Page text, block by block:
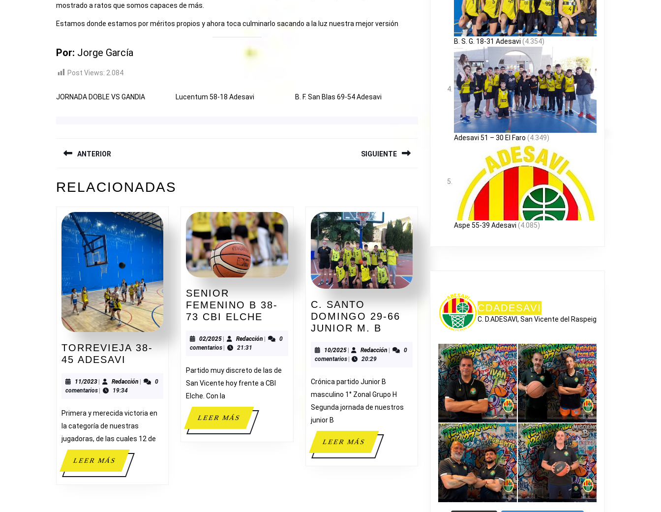
mostrado a ratos que somos capaces de más.
Estamos donde estamos por méritos propios y ahora toca culminarlo sacando a la luz nuestra mejor versión
Por: Jorge García
Post Views: 2.084
JORNADA DOBLE VS GANDIA Lucentum 58-18 Adesavi B. F. San Blas 69-54 Adesavi
DE
ENTRADAS
ANTERIOR
anterior:
SIGUIENTE
RELACIONADAS
TORREVIEJA 38-
45 ADESAVI
45
ADESAVI
11/202311/2023RedacciónRedacción
0
comentarios
19:34
Primera y merecida victoria en
la categoría de nuestras
jugadoras, de las cuales 12 de
LEER MÁSLEER
MÁS
SENIOR
FEMENINO B 38-
73 CBI ELCHE
FEMENINO
B
CBI
ELCHE
02/202502/2025
| Redacción Redacción
|
0
comentarios | 21:31
Partido muy discreto de las de
San Vicente hoy frente a CBI
Elche. Con la
LEER MÁSLEER
MÁS
C. SANTO
DOMINGO 29-66
JUNIOR M. B
DOMINGO
JUNIOR
M.
B
10/202510/2025
| Redacción Redacción
|
0
comentarios | 20:29
Crónica partido Junior B
masculino 1° Zonal Grupo H
Segunda jornada de nuestros
junior B
LEER MÁSLEER
MÁS
B. S. G. 18-31 Adesavi (4.354)
Adesavi 51 – 30 El Faro (4.349)
Aspe 55-39 Adesavi (4.085)
CDADESAVI
C. D.ADESAVI, San Vicente del Raspeig